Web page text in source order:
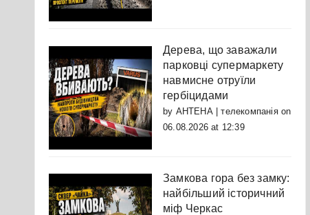
Дерева, що заважали
парковці супермаркету
навмисне отруїли
гербіцидами
by АНТЕНА | телекомпаніяon
06.08.2026 at 12:39
Замкова гора без замку:
найбільший історичний
міф Черкас